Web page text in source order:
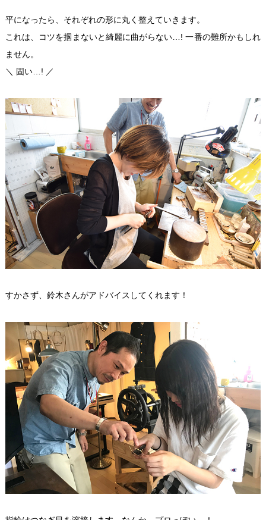
平になったら、それぞれの形に丸く整えていきます。
これは、コツを掴まないと綺麗に曲がらない…! 一番の難所かもしれ
ません。
＼ 固い…! ／
すかさず、鈴木さんがアドバイスしてくれます！